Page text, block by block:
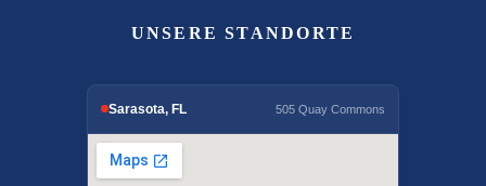
UNSERE STANDORTE
Sarasota, FL 505 Quay Commons